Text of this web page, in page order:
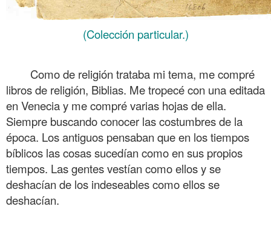
(Colección particular.)
Como de religión trataba mi tema, me compré
libros de religión, Biblias. Me tropecé con una editada
en Venecia y me compré varias hojas de ella.
Siempre buscando conocer las costumbres de la
época. Los antiguos pensaban que en los tiempos
bíblicos las cosas sucedían como en sus propios
tiempos. Las gentes vestían como ellos y se
deshacían de los indeseables como ellos se
deshacían.